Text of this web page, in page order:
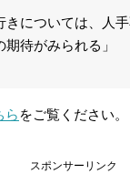
きについては、人
待がみられる」
ら をご覧ください。
スポンサーリンク